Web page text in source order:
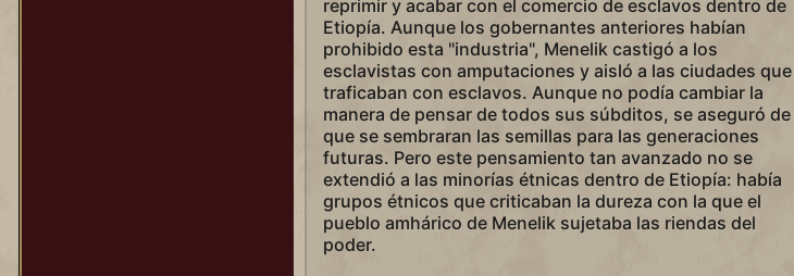
reprimir y acabar con el comercio de esclavos dentro de
Etiopía. Aunque los gobernantes anteriores habían
prohibido esta "industria", Menelik castigó a los
esclavistas con amputaciones y aisló a las ciudades que
traficaban con esclavos. Aunque no podía cambiar la
manera de pensar de todos sus súbditos, se aseguró de
que se sembraran las semillas para las generaciones
futuras. Pero este pensamiento tan avanzado no se
extendió a las minorías étnicas dentro de Etiopía: había
grupos étnicos que criticaban la dureza con la que el
pueblo amhárico de Menelik sujetaba las riendas del
poder.